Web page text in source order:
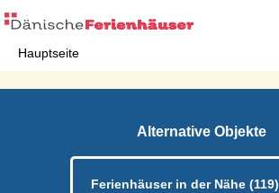
Hauptseite
Alternative Objekte
Ferienhäuser in der Nähe (119)